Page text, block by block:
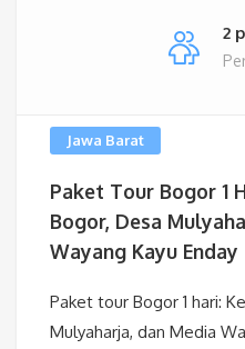
2
Jawa Barat
Paket Tour Bogor 1
Bogor, Desa
Wayang Kayu Enday
Paket tour Bogor 1 hari:
Mulyaharja, dan Media